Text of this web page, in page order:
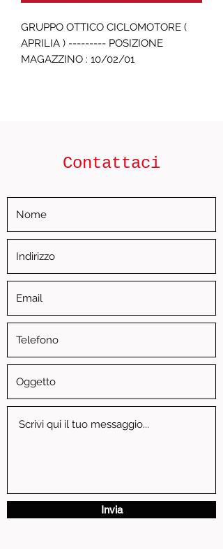
GRUPPO OTTICO CICLOMOTORE (
APRILIA ) --------- POSIZIONE
MAGAZZINO : 10/02/01
Contattaci
Invia